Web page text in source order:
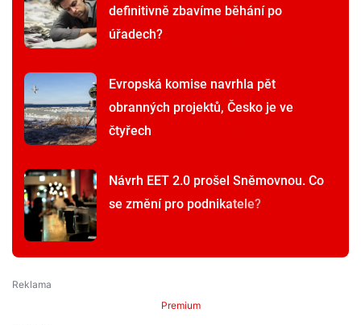
definitivně zbavíme běhání po
úřadech?
Evropská komise navrhla pět
obranných projektů, Česko je ve
čtyřech
Návrh EET 2.0 prošel Sněmovnou. Co
se změní pro podnikatele?
Premium